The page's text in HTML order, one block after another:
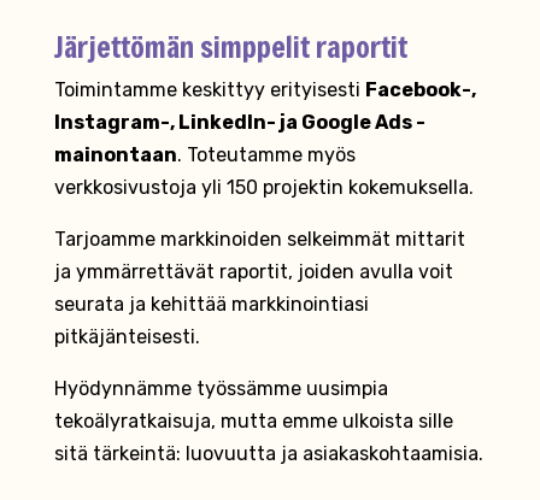
Järjettömän simppelit raportit
Toimintamme keskittyy erityisesti Facebook-,
Instagram-, LinkedIn- ja Google Ads -
mainontaan. Toteutamme myös
verkkosivustoja yli 150 projektin kokemuksella.
Tarjoamme markkinoiden selkeimmät mittarit
ja ymmärrettävät raportit, joiden avulla voit
seurata ja kehittää markkinointiasi
pitkäjänteisesti.
Hyödynnämme työssämme uusimpia
tekoälyratkaisuja, mutta emme ulkoista sille
sitä tärkeintä: luovuutta ja asiakaskohtaamisia.